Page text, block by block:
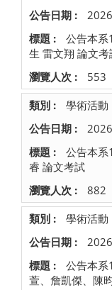
公告本
生 雷文翔 論文考
553
學術活動
公告本系
睿 論文考試
882
學術活動
公告本系
萱、詹凱傑、陳